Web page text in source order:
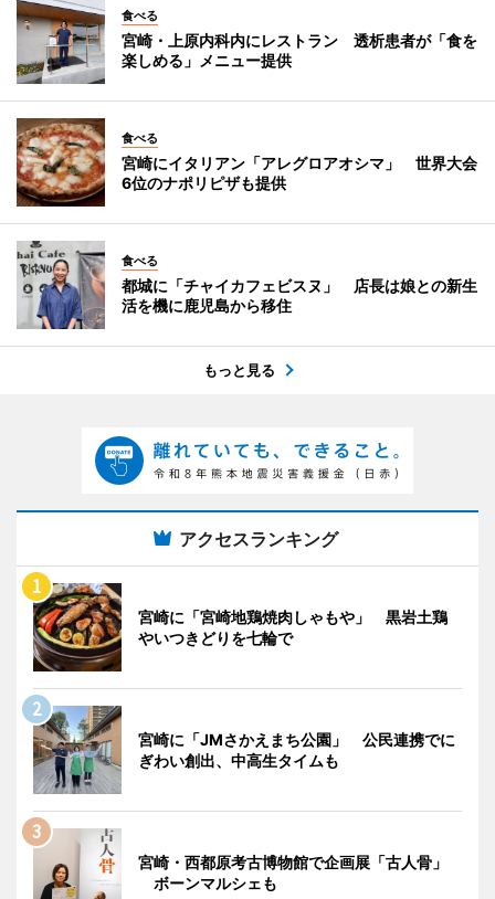
食べる
宮崎・上原内科内にレストラン 透析患者が「食を
楽しめる」メニュー提供
食べる
宮崎にイタリアン「アレグロアオシマ」 世界大会
6位のナポリピザも提供
食べる
都城に「チャイカフェビスヌ」 店長は娘との新生
活を機に鹿児島から移住
もっと見る
アクセスランキング
宮崎に「宮崎地鶏焼肉しゃもや」 黒岩土鶏
やいつきどりを七輪で
宮崎に「JMさかえまち公園」 公民連携でに
ぎわい創出、中高生タイムも
宮崎・西都原考古博物館で企画展「古人骨」
ボーンマルシェも